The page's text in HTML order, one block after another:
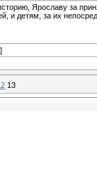
Ярославу за
и детям, за их
13